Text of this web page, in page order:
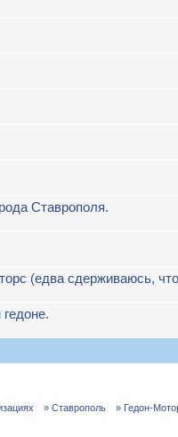
Ставрополя.
(едва сдерживаюсь,
» Ставрополь » Гедон-